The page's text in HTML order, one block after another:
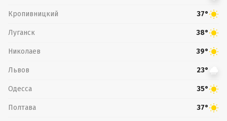
Кропивницкий 37°
Луганск 38°
Николаев 39°
Львов 23°
Одесса 35°
Полтава 37°